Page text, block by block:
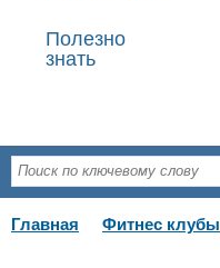
Полезно
знать
Главная Фитнес клубы